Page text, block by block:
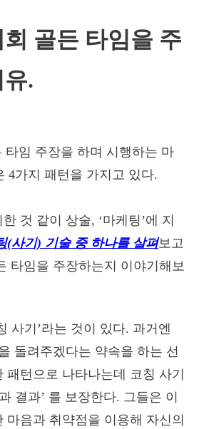
골든 타임을 주
.
것 같이 상술, ‘마케팅’에 지
(사기) 기술 중 하나를 살펴보고
타임을 주장하는지 이야기해보
사기’라는 것이 있다. 과거엔
돌려주겠다는 약속을 하는 선
패턴으로 나타나는데 코칭 사기
결과’ 를 보장한다. 그들은 이
마음과 취약점을 이용해 자신의